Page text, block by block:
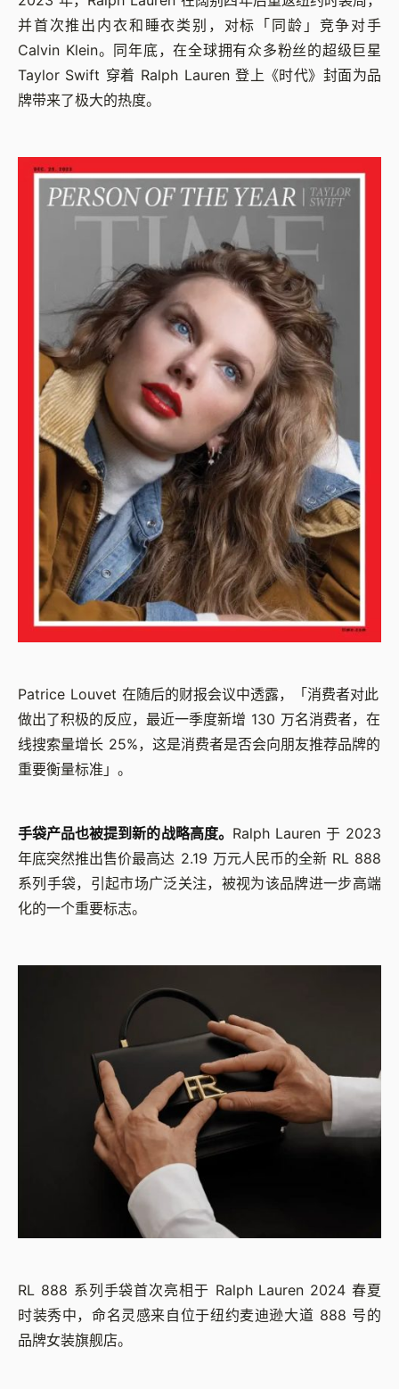
并首次推出内衣和睡衣类别，对标「同龄」竞争对手
Calvin Klein。同年底，在全球拥有众多粉丝的超级巨星
Taylor Swift 穿着 Ralph Lauren 登上《时代》封面为品
牌带来了极大的热度。
Patrice Louvet 在随后的财报会议中透露，「消费者对此
做出了积极的反应，最近一季度新增 130 万名消费者，在
线搜索量增长 25%，这是消费者是否会向朋友推荐品牌的
重要衡量标准」。
手袋产品也被提到新的战略高度。 Ralph Lauren 于 2023
年底突然推出售价最高达 2.19 万元人民币的全新 RL 888
系列手袋，引起市场广泛关注，被视为该品牌进一步高端
化的一个重要标志。
RL 888 系列手袋首次亮相于 Ralph Lauren 2024 春夏
时装秀中，命名灵感来自位于纽约麦迪逊大道 888 号的
品牌女装旗舰店。